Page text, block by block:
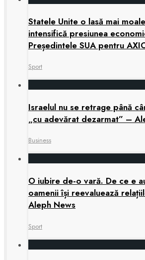
Statele Unite o lasă mai
intensifică presiunea
Președintele SUA pentru
Sport
Israelul nu se retrage până
„cu adevărat dezarmat” –
Business
O iubire de-o vară. De ce e
oamenii își reevaluează
Aleph News
Sport